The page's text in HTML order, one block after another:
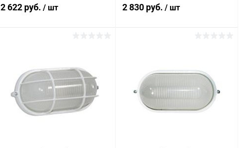
2 622 руб. / шт
Купить в 1 клик Сравнение
В избранное В наличии
2 830 руб./ шт
Купить в 1 клик Сравнение
В избранное В наличии